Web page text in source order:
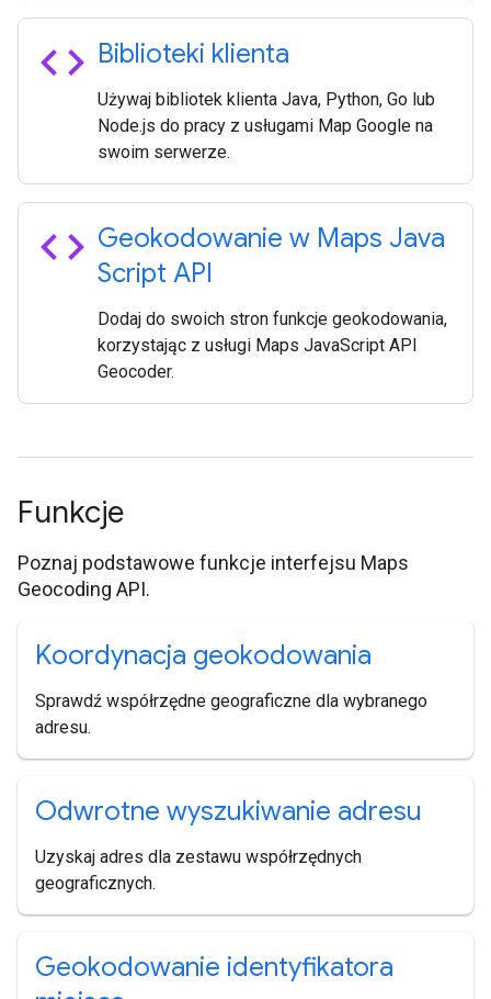
code Biblioteki klienta
Używaj bibliotek klienta Java, Python, Go lub
Node.js do pracy z usługami Map Google na
swoim serwerze.
code Geokodowanie w Maps Java
Script API
Dodaj do swoich stron funkcje geokodowania,
korzystając z usługi Maps JavaScript API
Geocoder.
Funkcje
Poznaj podstawowe funkcje interfejsu Maps
Geocoding API.
Koordynacja geokodowania
Sprawdź współrzędne geograficzne dla wybranego
adresu.
Odwrotne wyszukiwanie adresu
Uzyskaj adres dla zestawu współrzędnych
geograficznych.
Geokodowanie identyfikatora